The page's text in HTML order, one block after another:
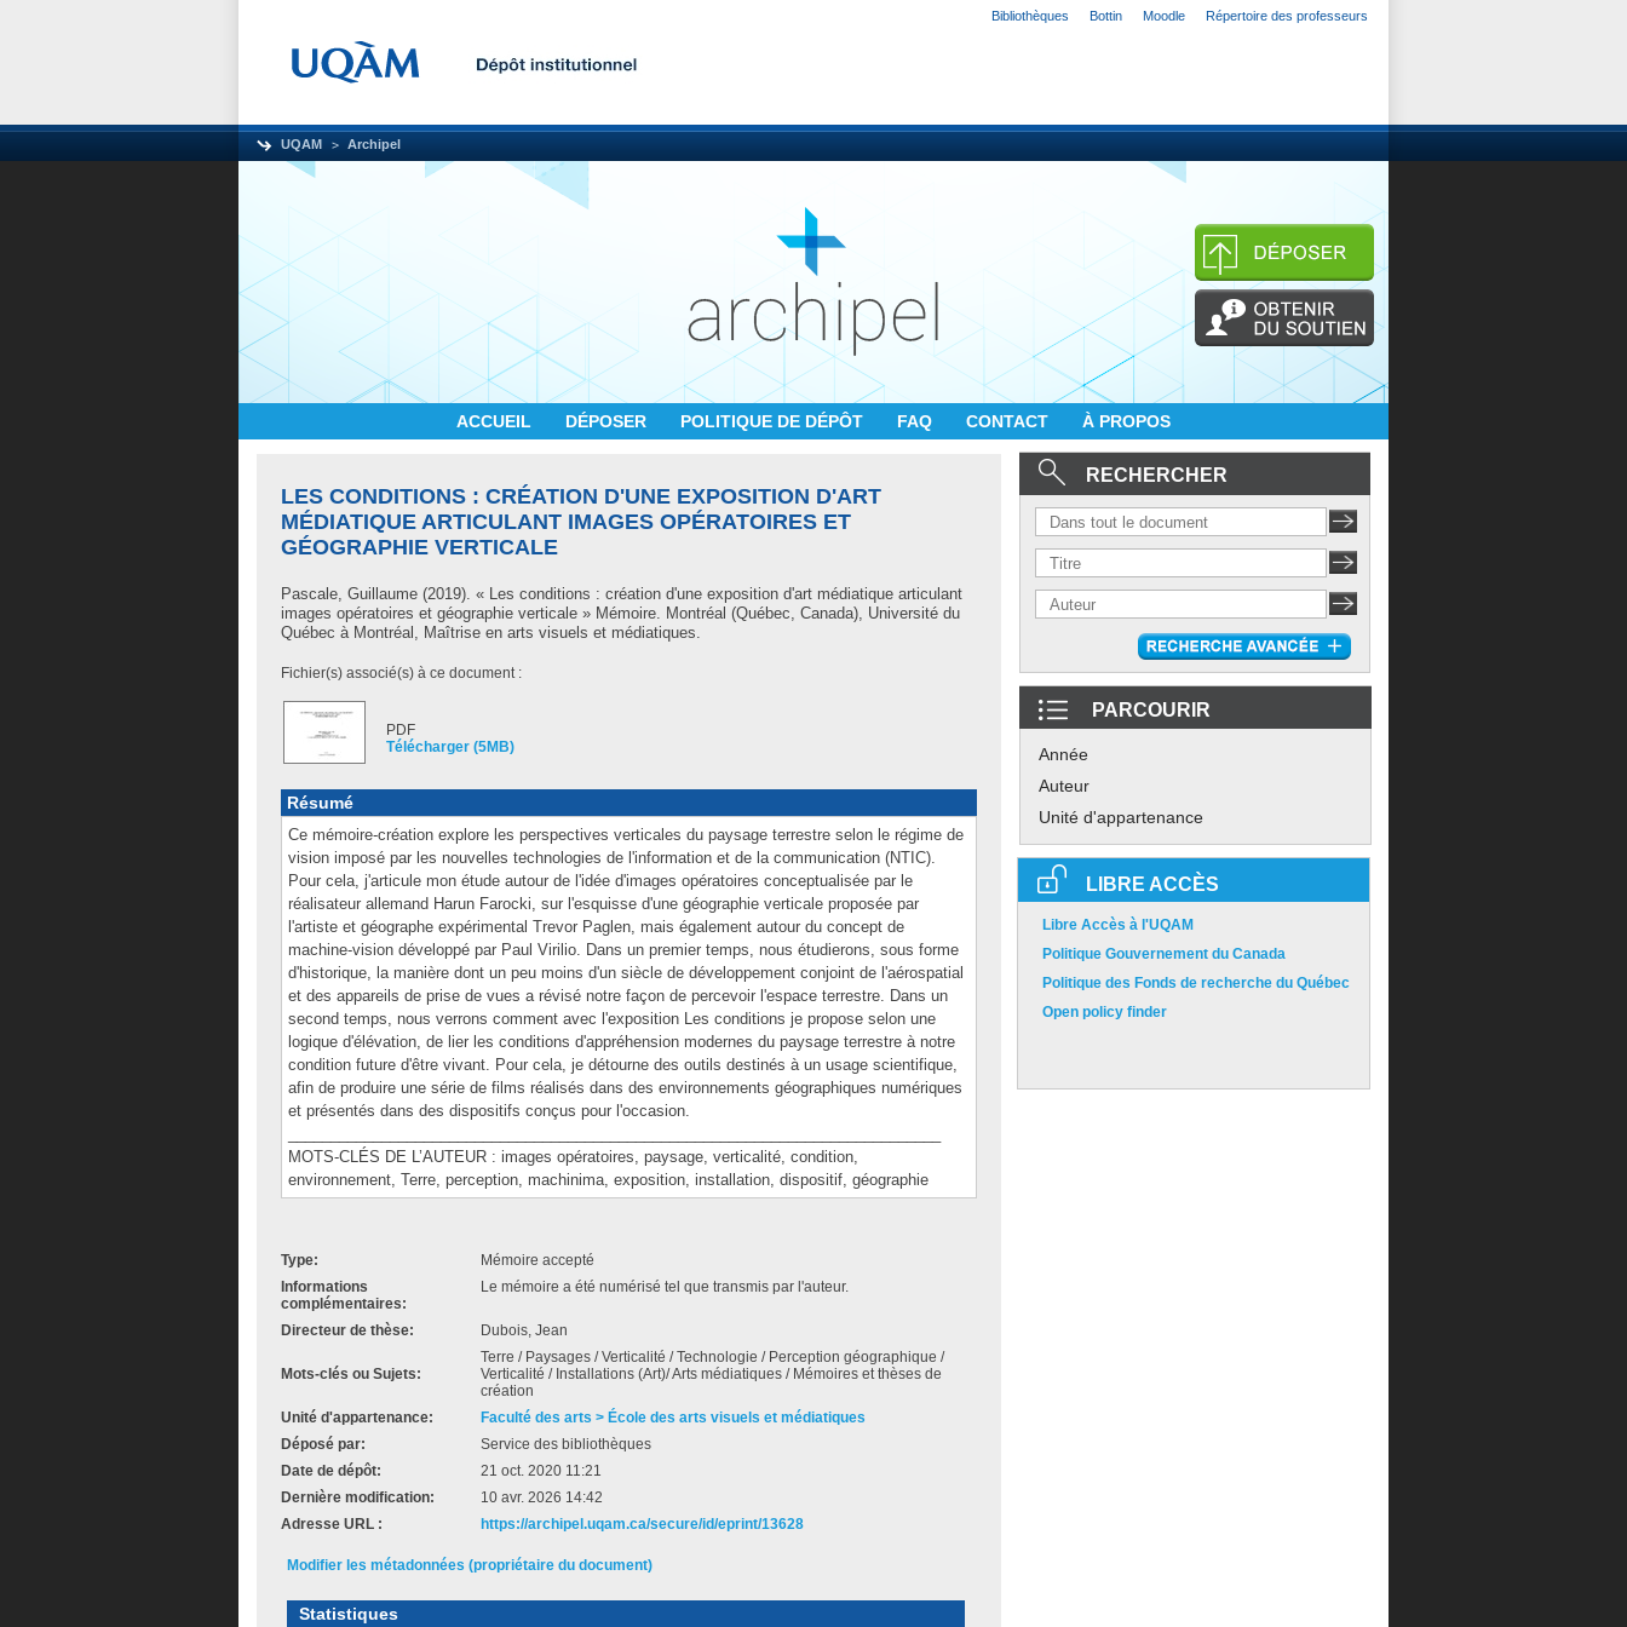
Bibliothèques Bottin Moodle Répertoire des professeurs
UQAM Archipel
ACCUEIL DÉPOSER POLITIQUE DE DÉPÔT FAQ CONTACT À PROPOS
LES CONDITIONS : CRÉATION D'UNE EXPOSITION D'ART
MÉDIATIQUE ARTICULANT IMAGES OPÉRATOIRES ET
GÉOGRAPHIE VERTICALE
Pascale, Guillaume (2019). « Les conditions : création d'une exposition d'art médiatique articulant
images opératoires et géographie verticale » Mémoire. Montréal (Québec, Canada), Université du
Québec à Montréal, Maîtrise en arts visuels et médiatiques.
Fichier(s) associé(s) à ce document :
PDF
Télécharger (5MB)
Résumé
Ce mémoire-création explore les perspectives verticales du paysage terrestre selon le régime de
vision imposé par les nouvelles technologies de l'information et de la communication (NTIC).
Pour cela, j'articule mon étude autour de l'idée d'images opératoires conceptualisée par le
réalisateur allemand Harun Farocki, sur l'esquisse d'une géographie verticale proposée par
l'artiste et géographe expérimental Trevor Paglen, mais également autour du concept de
machine-vision développé par Paul Virilio. Dans un premier temps, nous étudierons, sous forme
d'historique, la manière dont un peu moins d'un siècle de développement conjoint de l'aérospatial
et des appareils de prise de vues a révisé notre façon de percevoir l'espace terrestre. Dans un
second temps, nous verrons comment avec l'exposition Les conditions je propose selon une
logique d'élévation, de lier les conditions d'appréhension modernes du paysage terrestre à notre
condition future d'être vivant. Pour cela, je détourne des outils destinés à un usage scientifique,
afin de produire une série de films réalisés dans des environnements géographiques numériques
et présentés dans des dispositifs conçus pour l'occasion.
MOTS-CLÉS DE L’AUTEUR : images opératoires, paysage, verticalité, condition,
environnement, Terre, perception, machinima, exposition, installation, dispositif, géographie
Type:
Mémoire accepté
Informations
complémentaires:
Le mémoire a été numérisé tel que transmis par l'auteur.
Directeur de thèse: Dubois, Jean
Mots-clés ou Sujets:
Terre / Paysages / Verticalité / Technologie / Perception géographique /
Verticalité / Installations (Art)/ Arts médiatiques / Mémoires et thèses de
création
Unité d'appartenance:
Faculté des arts > École des arts visuels et médiatiques
Déposé par:
Service des bibliothèques
Date de dépôt:
21 oct. 2020 11:21
Dernière modification:
10 avr. 2026 14:42
Adresse URL :
https://archipel.uqam.ca/secure/id/eprint/13628
Modifier les métadonnées (propriétaire du document)
Statistiques
RECHERCHER
PARCOURIR
Année
Auteur
Unité d'appartenance
LIBRE ACCÈS
Libre Accès à l'UQAM
Politique Gouvernement du Canada
Politique des Fonds de recherche du Québec
Open policy finder